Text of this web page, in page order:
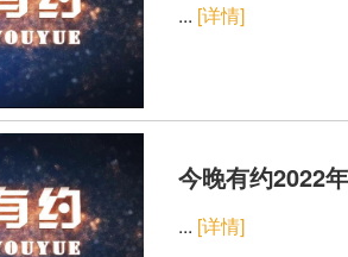
... [详情]
今晚有约2022
... [详情]